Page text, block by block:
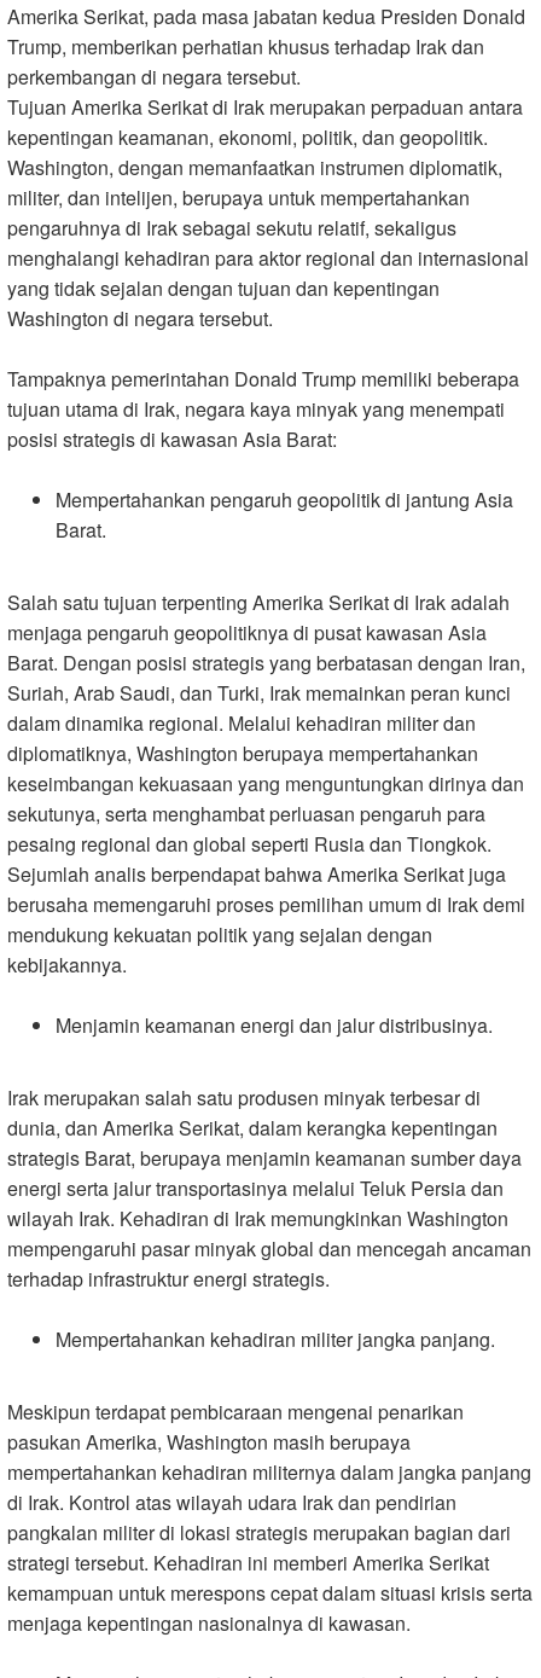
Amerika Serikat, pada masa jabatan kedua Presiden Donald
Trump, memberikan perhatian khusus terhadap Irak dan
perkembangan di negara tersebut.
Tujuan Amerika Serikat di Irak merupakan perpaduan antara
kepentingan keamanan, ekonomi, politik, dan geopolitik.
Washington, dengan memanfaatkan instrumen diplomatik,
militer, dan intelijen, berupaya untuk mempertahankan
pengaruhnya di Irak sebagai sekutu relatif, sekaligus
menghalangi kehadiran para aktor regional dan internasional
yang tidak sejalan dengan tujuan dan kepentingan
Washington di negara tersebut.
Tampaknya pemerintahan Donald Trump memiliki beberapa
tujuan utama di Irak, negara kaya minyak yang menempati
posisi strategis di kawasan Asia Barat:
Mempertahankan pengaruh geopolitik di jantung Asia
Barat.
Salah satu tujuan terpenting Amerika Serikat di Irak adalah
menjaga pengaruh geopolitiknya di pusat kawasan Asia
Barat. Dengan posisi strategis yang berbatasan dengan Iran,
Suriah, Arab Saudi, dan Turki, Irak memainkan peran kunci
dalam dinamika regional. Melalui kehadiran militer dan
diplomatiknya, Washington berupaya mempertahankan
keseimbangan kekuasaan yang menguntungkan dirinya dan
sekutunya, serta menghambat perluasan pengaruh para
pesaing regional dan global seperti Rusia dan Tiongkok.
Sejumlah analis berpendapat bahwa Amerika Serikat juga
berusaha memengaruhi proses pemilihan umum di Irak demi
mendukung kekuatan politik yang sejalan dengan
kebijakannya.
Menjamin keamanan energi dan jalur distribusinya.
Irak merupakan salah satu produsen minyak terbesar di
dunia, dan Amerika Serikat, dalam kerangka kepentingan
strategis Barat, berupaya menjamin keamanan sumber daya
energi serta jalur transportasinya melalui Teluk Persia dan
wilayah Irak. Kehadiran di Irak memungkinkan Washington
mempengaruhi pasar minyak global dan mencegah ancaman
terhadap infrastruktur energi strategis.
Mempertahankan kehadiran militer jangka panjang.
Meskipun terdapat pembicaraan mengenai penarikan
pasukan Amerika, Washington masih berupaya
mempertahankan kehadiran militernya dalam jangka panjang
di Irak. Kontrol atas wilayah udara Irak dan pendirian
pangkalan militer di lokasi strategis merupakan bagian dari
strategi tersebut. Kehadiran ini memberi Amerika Serikat
kemampuan untuk merespons cepat dalam situasi krisis serta
menjaga kepentingan nasionalnya di kawasan.